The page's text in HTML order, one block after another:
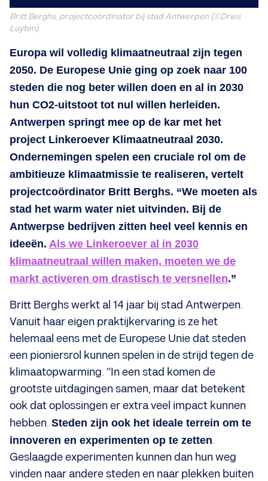
Britt Berghs, projectcoördinator bij stad Antwerpen (©Dries
Luyten)
Europa wil volledig klimaatneutraal zijn tegen
2050. De Europese Unie ging op zoek naar 100
steden die nog beter willen doen en al in 2030
hun CO2-uitstoot tot nul willen herleiden.
Antwerpen springt mee op de kar met het
project Linkeroever Klimaatneutraal 2030.
Ondernemingen spelen een cruciale rol om de
ambitieuze klimaatmissie te realiseren, vertelt
projectcoördinator Britt Berghs. “We moeten als
stad het warm water niet uitvinden. Bij de
Antwerpse bedrijven zitten heel veel kennis en
ideeën. Als we Linkeroever al in 2030
klimaatneutraal willen maken, moeten we de
markt activeren om drastisch te versnellen.”
Britt Berghs werkt al 14 jaar bij stad Antwerpen.
Vanuit haar eigen praktijkervaring is ze het
helemaal eens met de Europese Unie dat steden
een pioniersrol kunnen spelen in de strijd tegen de
klimaatopwarming. “In een stad komen de
grootste uitdagingen samen, maar dat betekent
ook dat oplossingen er extra veel impact kunnen
hebben. Steden zijn ook het ideale terrein om te
innoveren en experimenten op te zetten.
Geslaagde experimenten kunnen dan hun weg
vinden naar andere steden en naar plekken buiten